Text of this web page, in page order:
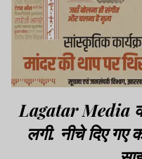
Lagatar Media
लगी. नीचे दिए गए